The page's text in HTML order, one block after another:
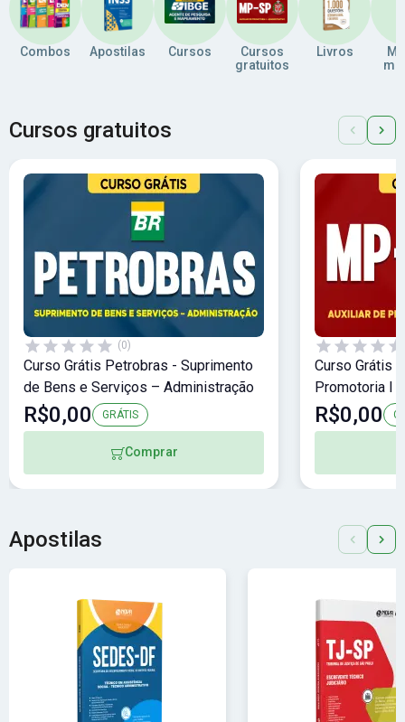
Combos Apostilas Cursos
Cursos
gratuitos
Livros
Cursos gratuitos
(0)
Curso Grátis Petrobras - Suprimento
de Bens e Serviços – Administração
R$0,00 GRÁTIS
Comprar
Curso Grátis
Promotoria I
R$0,00
Apostilas